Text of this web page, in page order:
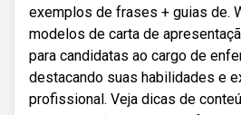
exemplos de frases + guias de.
modelos de carta de
para candidatas ao cargo de
destacando suas habilidades e
profissional. Veja dicas de